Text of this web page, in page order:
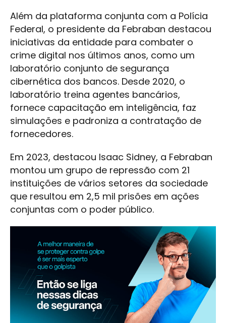
Além da plataforma conjunta com a Polícia
Federal, o presidente da Febraban destacou
iniciativas da entidade para combater o
crime digital nos últimos anos, como um
laboratório conjunto de segurança
cibernética dos bancos. Desde 2020, o
laboratório treina agentes bancários,
fornece capacitação em inteligência, faz
simulações e padroniza a contratação de
fornecedores.
Em 2023, destacou Isaac Sidney, a Febraban
montou um grupo de repressão com 21
instituições de vários setores da sociedade
que resultou em 2,5 mil prisões em ações
conjuntas com o poder público.